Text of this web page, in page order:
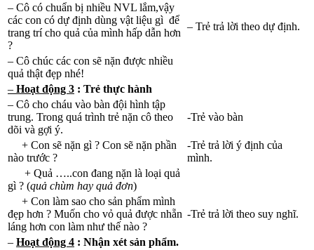
– Cô có chuẩn bị nhiều NVL lắm,vậy
các con có dự định dùng vật liệu gì để
trang trí cho quả của mình hấp dẫn hơn
?
– Trẻ trả lời theo dự định.
– Cô chúc các con sẽ nặn được nhiều
quả thật đẹp nhé!
– Hoạt động 3 : Trẻ thực hành
– Cô cho cháu vào bàn đội hình tập
trung. Trong quá trình trẻ nặn cô theo
dõi và gợi ý.
-Trẻ vào bàn
+ Con sẽ nặn gì ? Con sẽ nặn phần
nào trước ?
-Trẻ trả lời ý định của
mình.
+ Quả …..con đang nặn là loại quả
gì ? (quả chùm hay quả đơn)
+ Con làm sao cho sản phẩm mình
đẹp hơn ? Muốn cho vỏ quả được nhẵn
láng hơn con làm như thế nào ?
-Trẻ trả lời theo suy nghĩ.
– Hoạt động 4 : Nhận xét sản phẩm.